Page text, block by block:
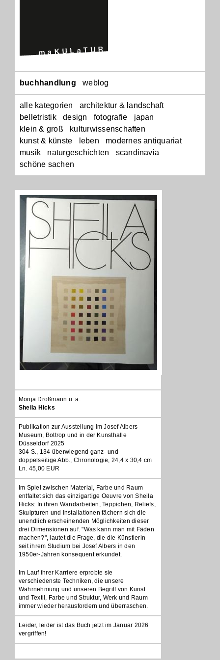
Navigation
buchhandlung weblog
alle kategorien
architektur & landschaft
belletristik
design fotografie
japan
klein & groß
kulturwissenschaften
kunst & künste
leben
modernes antiquariat
musik
naturgeschichten
scandinavia
schöne sachen
Monja Droßmann u. a.
Sheila Hicks
Publikation zur Ausstellung im Josef Albers
Museum, Bottrop und in der Kunsthalle
Düsseldorf 2025
304 S., 134 überwiegend ganz- und
doppelseitige Abb., Chronologie, 24,4 x 30,4 cm
Ln. 45,00 EUR
Im Spiel zwischen Material, Farbe und Raum
entfaltet sich das einzigartige Oeuvre von Sheila
Hicks: In ihren Wandarbeiten, Teppichen, Reliefs,
Skulpturen und Installationen fächern sich die
unendlich erscheinenden Möglichkeiten dieser
drei Dimensionen auf. "Was kann man mit Fäden
machen?", lautet die Frage, die die Künstlerin
seit ihrem Studium bei Josef Albers in den
1950er-Jahren konsequent erkundet.
Im Lauf ihrer Karriere erprobte sie
verschiedenste Techniken, die unsere
Wahrnehmung und unseren Begriff von Kunst
und Textil, Farbe und Struktur, Werk und Raum
immer wieder herausfordern und überraschen.
Leider, leider ist das Buch jetzt im Januar 2026
vergriffen!